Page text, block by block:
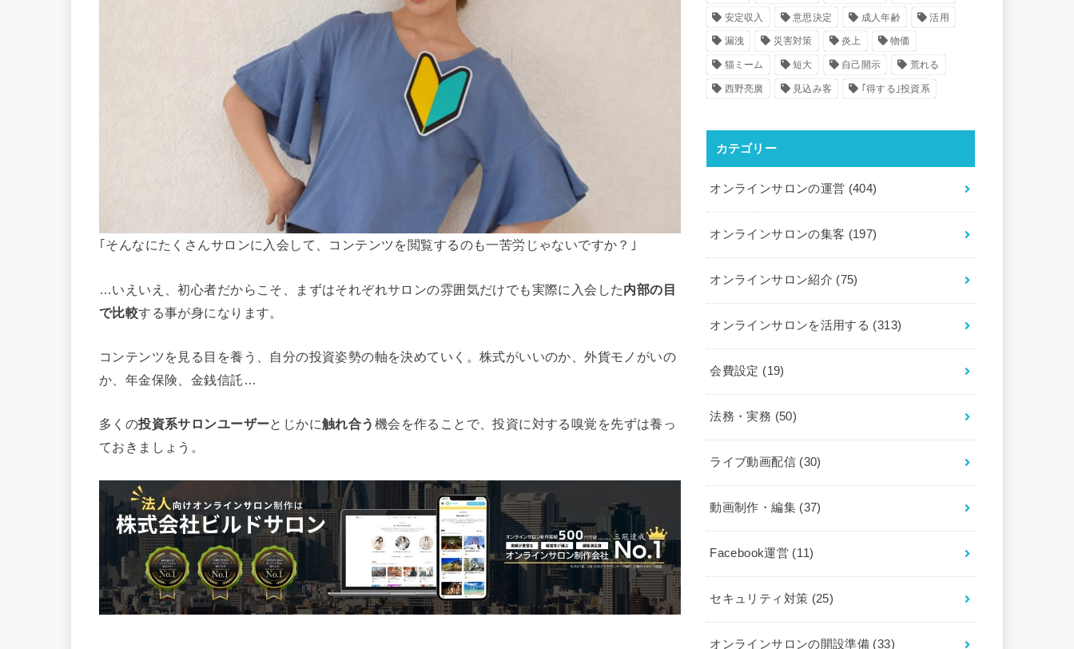
｢そんなにたくさんサロンに入会して、コンテンツを閲覧するのも一苦労じゃないですか？｣
…いえいえ、初心者だからこそ、まずはそれぞれサロンの雰囲気だけでも実際に入会した内部の目
で比較する事が身になります。
コンテンツを見る目を養う、自分の投資姿勢の軸を決めていく。株式がいいのか、外貨モノがいの
か、年金保険、金銭信託…
多くの投資系サロンユーザーとじかに触れ合う 機会を作ることで、投資に対する嗅覚を先ずは養っ
ておきましょう。
安定収入 意思決定 成人年齢 活用
漏洩 災害対策 炎上 物価
猫ミーム 短大 自己開示 荒れる
西野亮廣 見込み客 ｢得する｣投資系
カテゴリー
オンラインサロンの運営 (404)
オンラインサロンの集客 (197)
オンラインサロン紹介 (75)
オンラインサロンを活用する (313)
会費設定 (19)
法務・実務 (50)
ライブ動画配信 (30)
動画制作・編集 (37)
Facebook運営 (11)
セキュリティ対策 (25)
オンラインサロンの開設準備 (33)